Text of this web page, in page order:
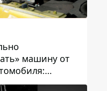
машину от
для водителей